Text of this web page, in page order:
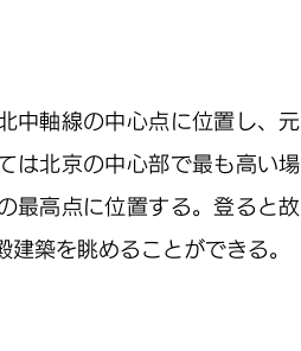
中軸線の中心点に位置し、
は北京の中心部で最も高い
最高点に位置する。登ると
築を眺めることができる。